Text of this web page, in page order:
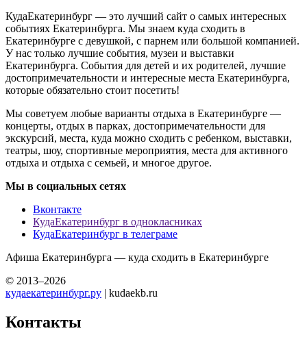
КудаЕкатеринбург — это лучший сайт о самых интересных
событиях Екатеринбурга. Мы знаем куда сходить в
Екатеринбурге с девушкой, с парнем или большой компанией.
У нас только лучшие события, музеи и выставки
Екатеринбурга. События для детей и их родителей, лучшие
достопримечательности и интересные места Екатеринбурга,
которые обязательно стоит посетить!
Мы советуем любые варианты отдыха в Екатеринбурге —
концерты, отдых в парках, достопримечательности для
экскурсий, места, куда можно сходить с ребенком, выставки,
театры, шоу, спортивные мероприятия, места для активного
отдыха и отдыха с семьей, и многое другое.
Мы в социальных сетях
Вконтакте
КудаЕкатеринбург в однокласниках
КудаЕкатеринбург в телеграме
Афиша Екатеринбурга — куда сходить в Екатеринбурге
© 2013–2026
кудаекатеринбург.ру | kudaekb.ru
Контакты